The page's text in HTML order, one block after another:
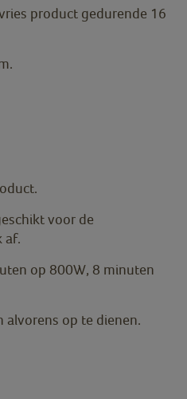
product gedurende 16
voor de
af.
op 800W, 8 minuten
alvorens op te dienen.